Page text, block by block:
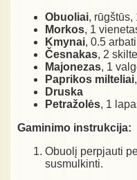
Obuoliai, rūgštūs,
Morkos, 1
Kmynai, 0.5
Česnakas, 2
Majonezas, 1
Paprikos milteliai
Druska
Petražolės, 1
Gaminimo instrukcija:
Obuolį perpjauti
susmulkinti.